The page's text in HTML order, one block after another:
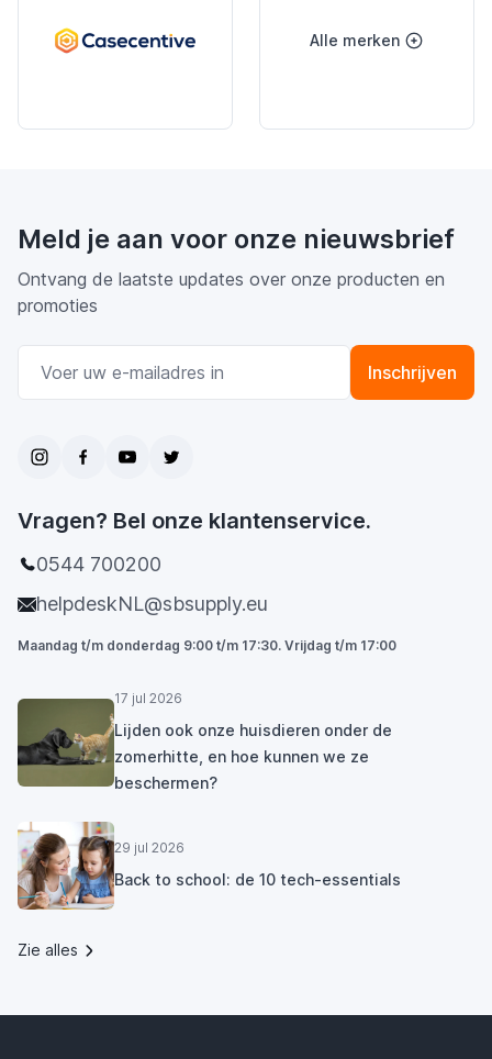
Alle merken
Meld je aan voor onze nieuwsbrief
Ontvang de laatste updates over onze producten en
promoties
Inschrijven
Vragen? Bel onze klantenservice.
0544 700200
helpdeskNL@sbsupply.eu
Maandag t/m donderdag 9:00 t/m 17:30. Vrijdag t/m 17:00
17 jul 2026
Lijden ook onze huisdieren onder de
zomerhitte, en hoe kunnen we ze
beschermen?
29 jul 2026
Back to school: de 10 tech-essentials
Zie alles